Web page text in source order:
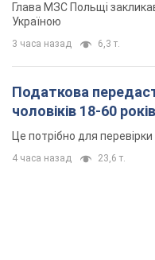
Глава МЗС Польщі
Україною
3 часа назад 6,3 т.
Податкова
чоловіків 18-60
Це потрібно для перевірки
4 часа назад 23,6 т.